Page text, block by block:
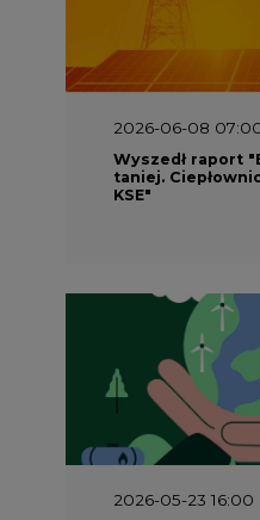
2026-06-08
Wyszedł raport
taniej.
KSE"
2026-05-23 16:00